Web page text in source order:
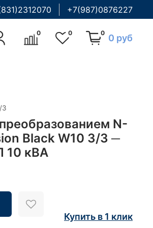
+7(987)0876227
0 0 0 0 руб
3
N-
Black W10 3/3 ─
10 кВА
Купить в 1 клик